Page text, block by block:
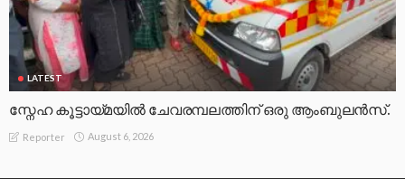
LATEST
സ്നേഹ കൂട്ടായ്മയിൽ ചേവരമ്പലത്തിന് ഒരു ആംബുലൻസ്.
Reporter August 6, 2026